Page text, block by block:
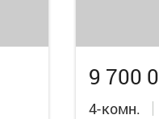
9 700
4-комн.